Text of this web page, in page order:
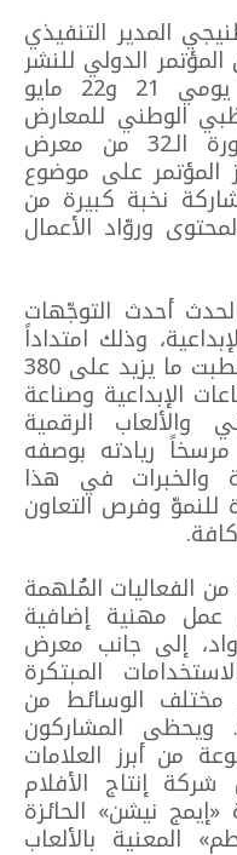
المدير التنفيذي
الدولي للنشر
العربي والصناعات الإبداعية يومي 21 و22 مايو
الوطني للمعارض
«أدنيك»، ضمن فعاليات الدورة الـ32 من معرض
المؤتمر على موضوع
نخبة كبيرة من
وروّاد الأعمال
أحدث التوجّهات
وذلك امتداداً
لنجاح دورته الأولى التي استقطبت ما يزيد على 380
القطاعات الإبداعية وصناعة
والألعاب الرقمية
ريادته بوصفه
والخبرات في هذا
للنموّ وفرص التعاون
الفعاليات المُلهمة
مهنية إضافية
إلى جانب معرض
المبتكرة
مختلف الوسائط من
ويحظى المشاركون
من أبرز العلامات
شركة إنتاج الأفلام
«إيمج نيشن» الحائزة
المعنية بالألعاب